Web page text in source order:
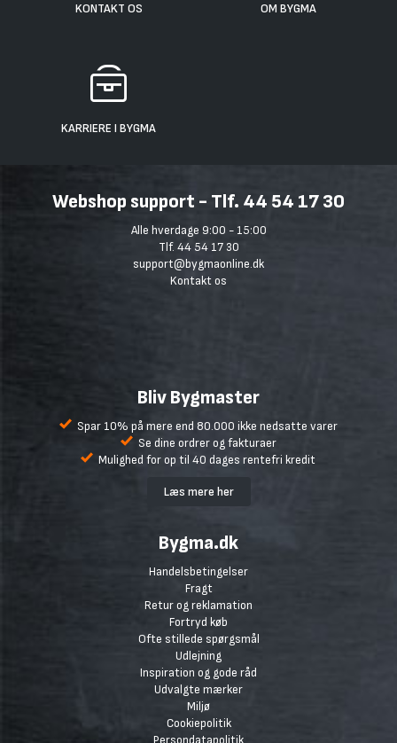
KONTAKT OS OM BYGMA
KARRIERE I BYGMA
Webshop support - Tlf. 44 54 17 30
Alle hverdage 9:00 - 15:00
Tlf. 44 54 17 30
support@bygmaonline.dk
Kontakt os
Bliv Bygmaster
Spar 10% på mere end 80.000 ikke nedsatte varer
Se dine ordrer og fakturaer
Mulighed for op til 40 dages rentefri kredit
Læs mere her
Bygma.dk
Handelsbetingelser
Fragt
Retur og reklamation
Fortryd køb
Ofte stillede spørgsmål
Udlejning
Inspiration og gode råd
Udvalgte mærker
Miljø
Cookiepolitik
Persondatapolitik